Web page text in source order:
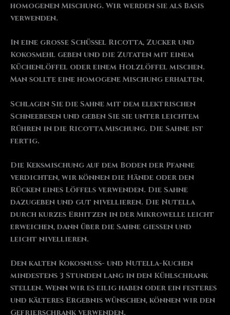
homogenen Mischung. Wir werden sie als Basis
verwenden.
In eine große Schüssel Ricotta, Zucker und
Kokosmehl geben und die Zutaten mit einem
Küchenlöffel oder einem Holzlöffel mischen.
Man sollte eine homogene Mischung erhalten.
Schlagen Sie die Sahne mit dem elektrischen
Schneebesen und geben Sie sie unter leichtem
Rühren in die Ricotta Mischung. Die Sahne ist
fertig.
Die Keksmischung auf dem Boden der Pfanne
verdichten, wir können die Hände oder den
Rücken eines Löffels verwenden. Die Sahne
dazugeben und gut nivellieren. Die Nutella
durch kurzes Erhitzen in der Mikrowelle leicht
erweichen, dann über die Sahne gießen und
leicht nivellieren.
Den kalten Kokosnuss- und Nutella-Kuchen
mindestens 3 Stunden lang in den Kühlschrank
stellen. Wenn wir es eilig haben oder ein festeres
und kälteres Ergebnis wünschen, können wir den
Gefrierschrank verwenden.